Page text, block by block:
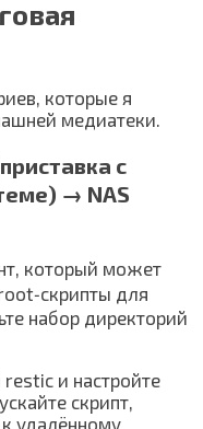
которые я
медиатеки.
с
→ NAS
который может
для
набор директорий
restic и настройте
скрипт,
удалённому